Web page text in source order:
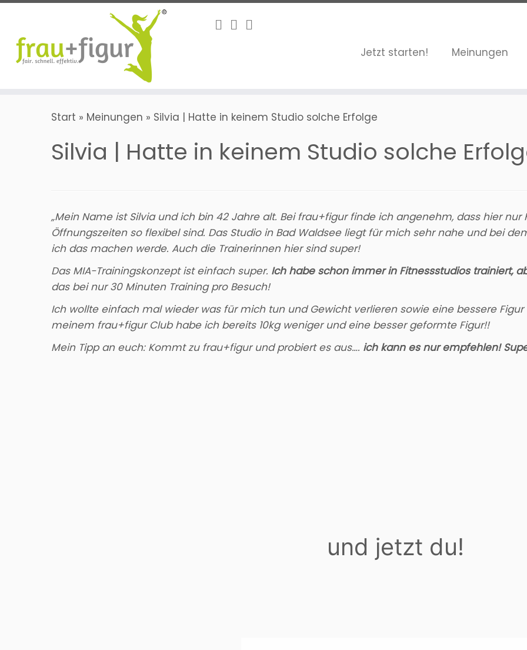
Zum
springen
Jetzt starten!
Meinungen
Start » Meinungen » Silvia | Hatte in keinem Studio solche Erfolge
Silvia | Hatte in keinem Studio solche
„Mein Name ist Silvia und ich bin 42 Jahre alt. Bei frau+figur finde ich angenehm, dass hier
Öffnungszeiten so flexibel sind. Das Studio in Bad Waldsee liegt für mich sehr nahe und bei
ich das machen werde. Auch die Trainerinnen hier sind super!
Das MIA-Trainingskonzept ist einfach super. Ich habe schon immer in Fitnessstudios trainiert,
das bei nur 30 Minuten Training pro Besuch!
Ich wollte einfach mal wieder was für mich tun und Gewicht verlieren sowie eine bessere
meinem frau+figur Club habe ich bereits 10kg weniger und eine besser geformte Figur!!
Mein Tipp an euch: Kommt zu frau+figur und probiert es aus…. ich kann es nur empfehlen!
und jetzt du!